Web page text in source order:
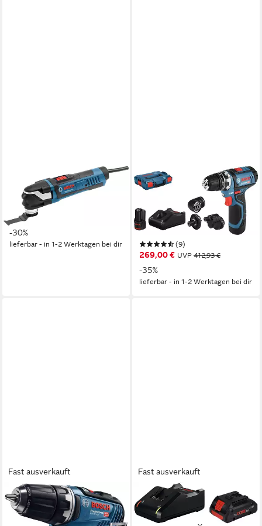
BOSCH PROFESSIONAL
Multitool »GOP 40-30«, mit
Zubehör, in L-BOXX
327,30 €
-30%
lieferbar - in 1-2 Werktagen bei dir
BOSCH PROFESSIONAL
Akku-Bohrschrauber GSR
12V-15, max. 1300 U/min,
(Set), inkl. 2 Akkus, Ladegerät,
Koffer und Flexi-Click
Aufsätze (9)
269,00 € UVP 412,93 €
-35%
lieferbar - in 1-2 Werktagen bei dir
Fast ausverkauft
BOSCH PROFESSIONAL
Akku-Bohrschrauber GSR
12V-35, max. 1750 U/min,
Fast ausverkauft
BOSCH PROFESSIONAL
Akku Starter-Set, 18 V, 4 Ah,
inkl. Schnellladegerät